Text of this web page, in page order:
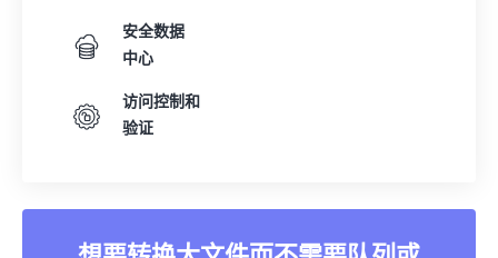
安全数据
中心
访问控制和
验证